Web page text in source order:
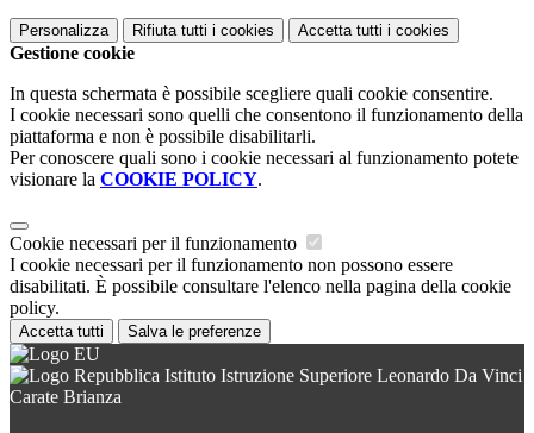
Personalizza Rifiuta tutti i cookies Accetta tutti i cookies
Gestione cookie
In questa schermata è possibile scegliere quali cookie consentire.
I cookie necessari sono quelli che consentono il funzionamento della
piattaforma e non è possibile disabilitarli.
Per conoscere quali sono i cookie necessari al funzionamento potete
visionare la COOKIE POLICY.
Cookie necessari per il funzionamento
I cookie necessari per il funzionamento non possono essere
disabilitati. È possibile consultare l'elenco nella pagina della cookie
policy.
Accetta tutti Salva le preferenze
Istituto Istruzione Superiore Leonardo Da Vinci
Carate Brianza